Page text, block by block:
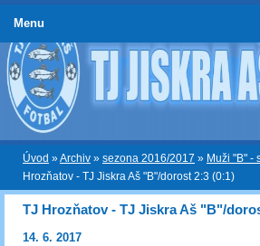
Úvod »Archiv » sezona 2016/2017 » Muži "B" -
Hrozňatov - TJ Jiskra Aš "B"/dorost 2:3 (0:1)
TJ Hrozňatov - TJ Jiskra Aš "B"/
14. 6. 2017
Menu